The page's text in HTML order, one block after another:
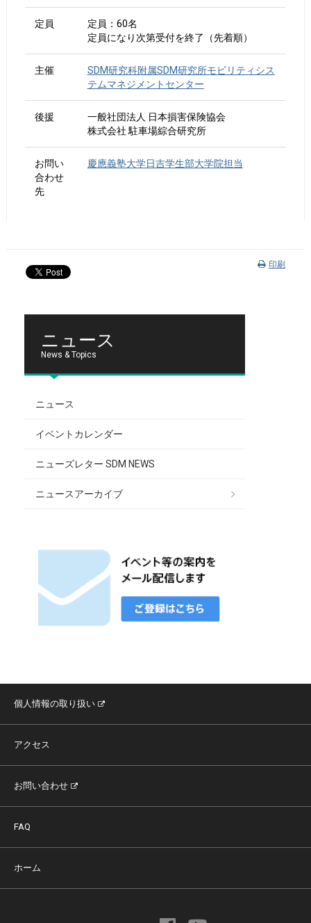
定員
定員：60名
定員になり次第受付を終了（先着順）
主催
SDM研究科附属SDM研究所モビリティシス
テムマネジメントセンター
後援
一般社団法人 日本損害保険協会
株式会社 駐車場綜合研究所
お問い
合わせ
先
慶應義塾大学日吉学生部大学院担当
印刷
ニュース
News & Topics
ニュース
イベントカレンダー
ニューズレター SDM NEWS
ニュースアーカイブ
個人情報の取り扱い
アクセス
お問い合わせ
FAQ
ホーム